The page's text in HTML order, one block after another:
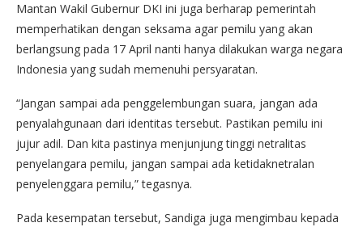
Mantan Wakil Gubernur DKI ini juga berharap pemerintah
memperhatikan dengan seksama agar pemilu yang akan
berlangsung pada 17 April nanti hanya dilakukan warga negara
Indonesia yang sudah memenuhi persyaratan.
“Jangan sampai ada penggelembungan suara, jangan ada
penyalahgunaan dari identitas tersebut. Pastikan pemilu ini
jujur adil. Dan kita pastinya menjunjung tinggi netralitas
penyelangara pemilu, jangan sampai ada ketidaknetralan
penyelenggara pemilu,” tegasnya.
Pada kesempatan tersebut, Sandiga juga mengimbau kepada